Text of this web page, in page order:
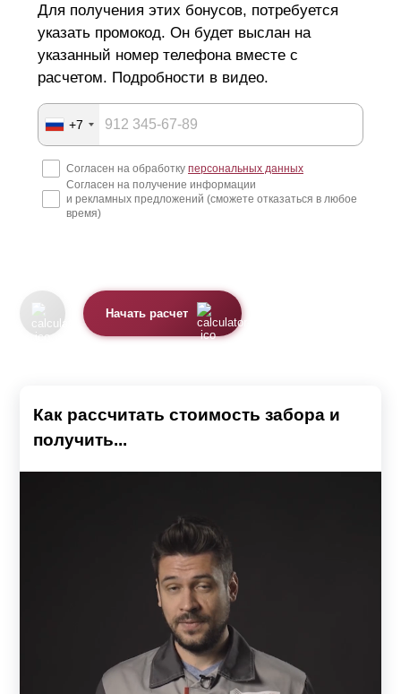
Для получения этих бонусов, потребуется
указать промокод. Он будет выслан на
указанный номер телефона вместе с
расчетом. Подробности в видео.
+7
Согласен на обработку персональных данных
Согласен на получение информации
и рекламных предложений (сможете отказаться в любое
время)
Начать расчет
Как рассчитать стоимость забора и
получить...